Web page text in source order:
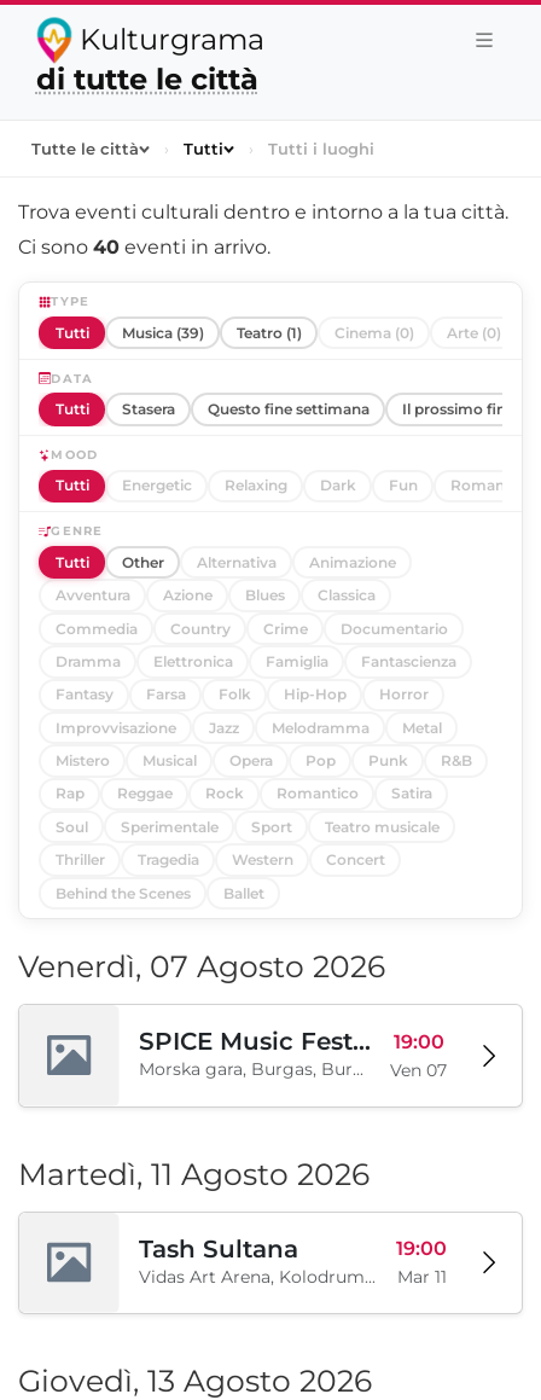
Kulturgrama
di tutte le città
Tutte le città › Tutti › Tutti i luoghi
Trova eventi culturali dentro e intorno a la tua città.
Ci sono 40 eventi in arrivo.
TYPE
Tutti Musica (39) Teatro (1) Cinema (0) Arte (0)
DATA
Tutti Stasera Questo fine settimana Il prossimo fine
MOOD
Tutti Energetic Relaxing Dark Fun Romantic
GENRE
Tutti Other Alternativa
Animazione
Avventura
Azione Blues
Classica
Commedia
Country Crime
Documentario
Dramma
Elettronica Famiglia
Fantascienza
Fantasy
Farsa Folk Hip-Hop
Horror
Improvvisazione
Jazz Melodramma
Metal
Mistero
Musical Opera Pop Punk
R&B
Rap
Reggae Rock Romantico
Satira
Soul
Sperimentale Sport
Teatro musicale
Thriller
Tragedia Western
Concert
Behind the Scenes
Ballet
Venerdì, 07 Agosto 2026
SPICE Music Festival 2026
Morska gara, Burgas, Burgas, BG
19:00
Ven 07
Martedì, 11 Agosto 2026
Tash Sultana
Vidas Art Arena, Kolodrum, Borisova gradina, Sofia, BG
19:00
Mar 11
Giovedì, 13 Agosto 2026